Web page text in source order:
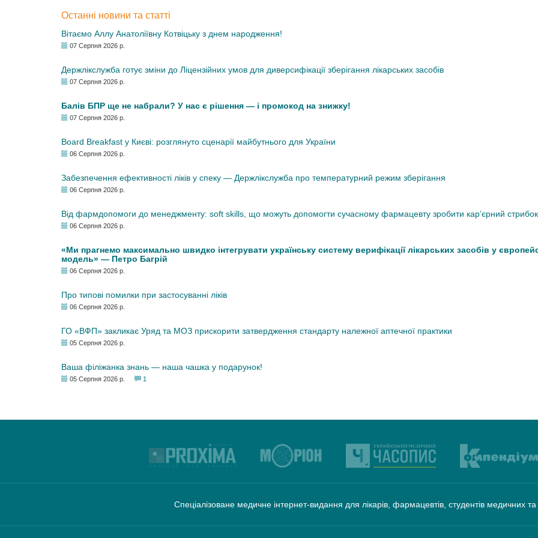
Останні новини та статті
Вітаємо Аллу Анатоліївну Котвіцьку з днем народження!
07 Серпня 2026 р.
Держлікслужба готує зміни до Ліцензійних умов для диверсифікації зберігання лікарських засобів
07 Серпня 2026 р.
Балів БПР ще не набрали? У нас є рішення — і промокод на знижку!
07 Серпня 2026 р.
Board Breakfast у Києві: розглянуто сценарії майбутнього для України
06 Серпня 2026 р.
Забезпечення ефективності ліків у спеку — Держлікслужба про температурний режим зберігання
06 Серпня 2026 р.
Від фармдопомоги до менеджменту: soft skills, що можуть допомогти сучасному фармацевту зробити кар’єрний стрибок
06 Серпня 2026 р.
«Ми прагнемо максимально швидко інтегрувати українську систему верифікації лікарських засобів у
модель» — Петро Багрій
06 Серпня 2026 р.
Про типові помилки при застосуванні ліків
06 Серпня 2026 р.
ГО «ВФП» закликає Уряд та МОЗ прискорити затвердження стандарту належної аптечної практики
05 Серпня 2026 р.
Ваша філіжанка знань — наша чашка у подарунок!
05 Серпня 2026 р. 1
Спеціалізоване медичне інтернет-видання для лікарів, фармацевтів, студентів медичних